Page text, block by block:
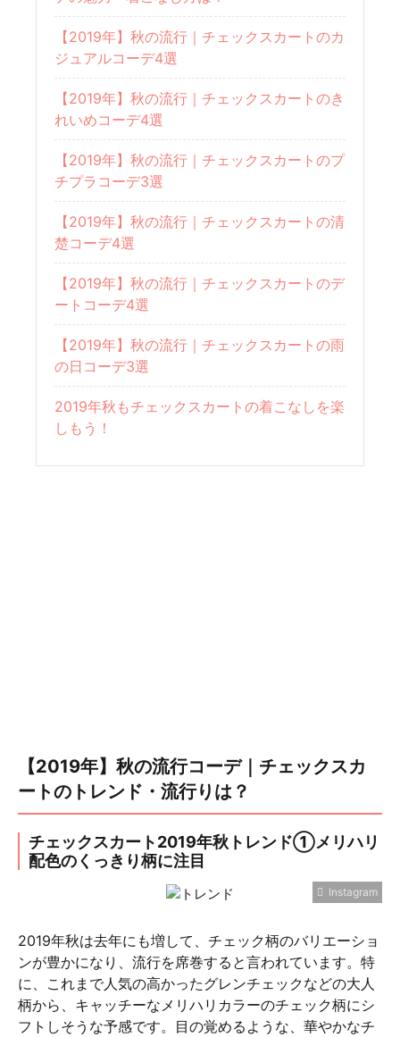
【2019年】秋の流行｜チェックスカートのカ
ジュアルコーデ4選
【2019年】秋の流行｜チェックスカートのき
れいめコーデ4選
【2019年】秋の流行｜チェックスカートのプ
チプラコーデ3選
【2019年】秋の流行｜チェックスカートの清
楚コーデ4選
【2019年】秋の流行｜チェックスカートのデ
ートコーデ4選
【2019年】秋の流行｜チェックスカートの雨
の日コーデ3選
2019年秋もチェックスカートの着こなしを楽
しもう！
【2019年】秋の流行コーデ｜チェックスカ
ートのトレンド・流行りは？
チェックスカート2019年秋トレンド①メリハリ
配色のくっきり柄に注目
Instagram
2019年秋は去年にも増して、チェック柄のバリエーショ
ンが豊かになり、流行を席巻すると言われています。特
に、これまで人気の高かったグレンチェックなどの大人
柄から、キャッチーなメリハリカラーのチェック柄にシ
フトしそうな予感です。目の覚めるような、華やかなチ